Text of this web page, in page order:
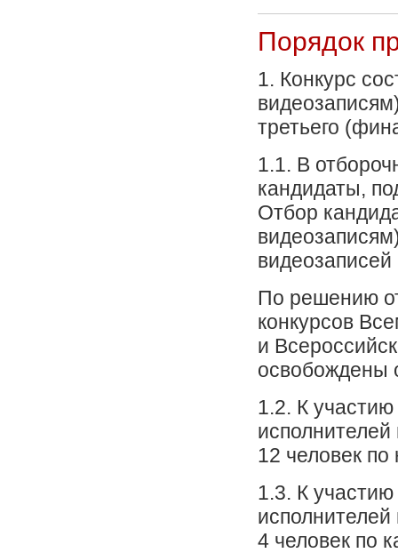
Порядок
1. Конкурс
третьего
1.1. В
кандидаты,
Отбор
По решению
конкурсов
и
освобождены
1.2. К
12 человек
1.3. К
4 человек по